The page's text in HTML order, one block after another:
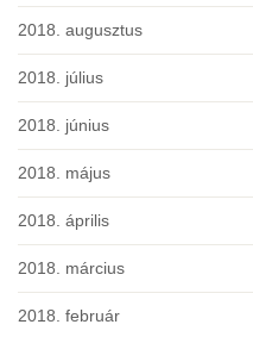
2018. augusztus
2018. július
2018. június
2018. május
2018. április
2018. március
2018. február